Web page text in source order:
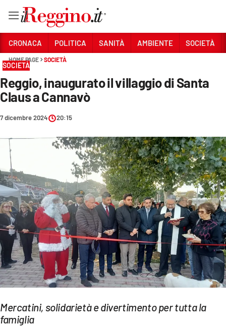
Sezioni
CRONACA
SOCIETÀ
CULTURA
ECONOMIA E LAVORO
EVENTI
SPORT
Streaming
LAC TV
CRONACA POLITICA SANITÀ AMBIENTE SOCIETÀ
HOME PAGE SOCIETÀ
SOCIETÀ
Reggio, inaugurato il villaggio di Santa
Claus a Cannavò
7 dicembre 2024 20:15
Mercatini, solidarietà e divertimento per tutta la
famiglia